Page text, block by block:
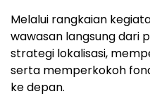
Melalui rangkaian
wawasan langsung dari
strategi lokalisasi,
serta memperkokoh
ke depan.